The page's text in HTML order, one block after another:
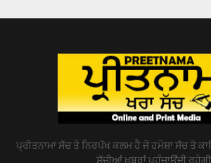
ਪ੍ਰੀਤਨਾਮਾ ਸੱਚ ਤੇ ਨਿਰਪੱਖ ਕਲਮ ਹੈ ਜੋ ਹਮੇਸ਼ਾ ਸੱਚ ਤੇ
ਸੱਚੀਆਂ ਖ਼ਬਰਾਂ ਪਹੁੰਚਾਉਂਦੀ ਰਹੇਗੀ